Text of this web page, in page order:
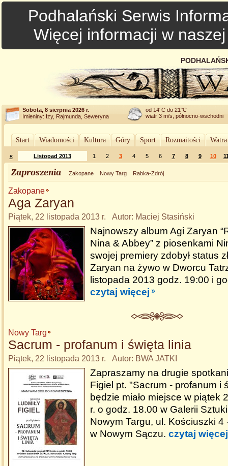
Podhalański Serwis
Więcej informacji w
Sobota, 8 sierpnia 2026 r.
Imieniny: Izy, Rajmunda, Seweryna
od 14°C do 21°C
wiatr 3 m/s, północno-wschodni
Start Wiadomości Kultura Góry Sport Rozmaitości
« Listopad 2013 1 2 3 4 5 6 7 8 9 10
Zaproszenia Zakopane Nowy Targ Rabka-Zdrój
Zakopane
Aga Zaryan
Piątek, 22 listopada 2013 r. Autor: Maciej Stasiński
Najnowszy album Agi Zaryan
Nina & Abbey” z piosenkami
swojej premiery zdobył status
Zaryan na żywo w Dworcu
listopada 2013 godz. 19:00 i
czytaj więcej
Nowy Targ
Sacrum - profanum i święta linia
Piątek, 22 listopada 2013 r. Autor: BWA JATKI
Zapraszamy na drugie
Figiel pt. "Sacrum - profanum i
będzie miało miejsce w piątek
r. o godz. 18.00 w Galerii
Nowym Targu, ul. Kościuszki 4
w Nowym Sączu. czytaj więcej